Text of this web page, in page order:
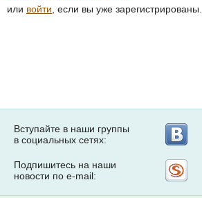
или войти , если вы уже зарегистрированы.
Вступайте в наши группы
в социальных сетях:
Подпишитесь на наши
новости по e-mail: